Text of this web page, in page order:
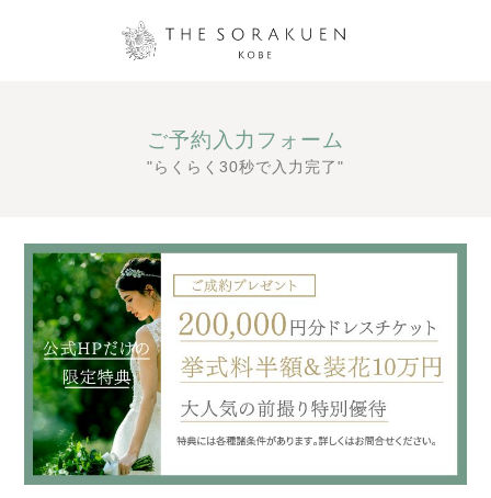
ご予約入力フォーム
"らくらく30秒で入力完了"